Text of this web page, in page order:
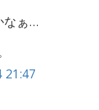
なぁ…
21:47